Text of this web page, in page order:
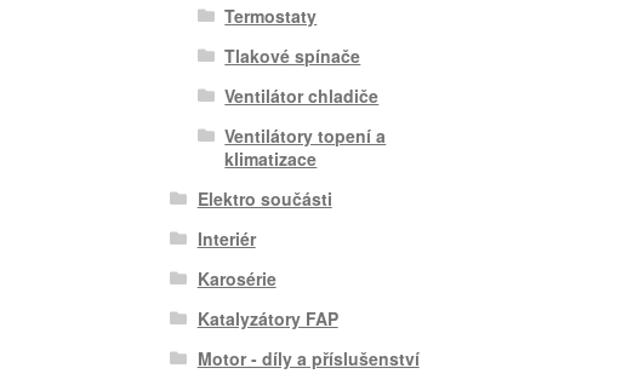
Termostaty
Tlakové spínače
Ventilátor chladiče
Ventilátory topení a
klimatizace
Elektro součásti
Interiér
Karosérie
Katalyzátory FAP
Motor - díly a příslušenství